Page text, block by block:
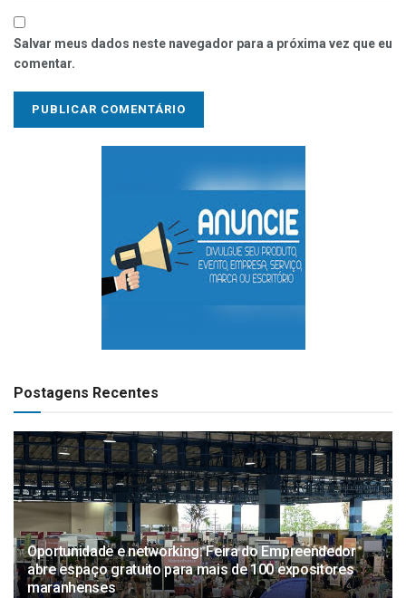
Salvar meus dados neste navegador para a próxima vez que eu
comentar.
Postagens Recentes
Oportunidade e networking: Feira do Empreendedor
abre espaço gratuito para mais de 100 expositores
maranhenses